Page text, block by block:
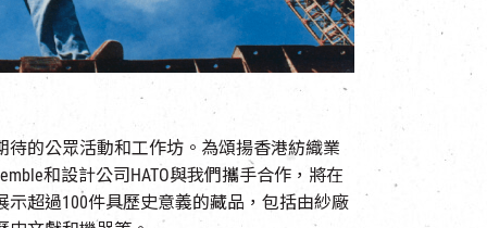
的公眾活動和工作坊。為頌揚香港紡織業
和設計公司HATO與我們攜手合作，將在
示超過100件具歷史意義的藏品，包括由紗廠